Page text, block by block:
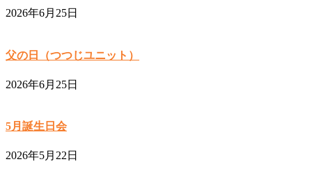
2026年6月25日
父の日（つつじユニット）
2026年6月25日
5月誕生日会
2026年5月22日